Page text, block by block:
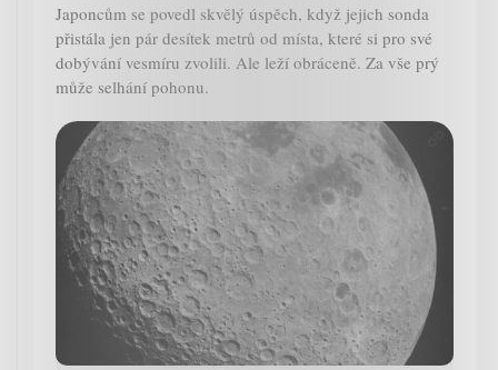
Japoncům se povedl skvělý úspěch, když jejich sonda
přistála jen pár desítek metrů od místa, které si pro své
dobývání vesmíru zvolili. Ale leží obráceně. Za vše prý
může selhání pohonu.